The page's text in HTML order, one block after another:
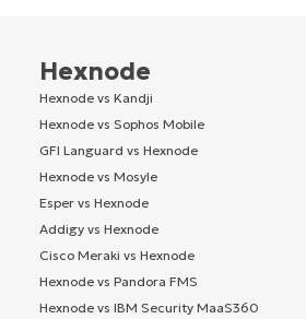
Hexnode
Hexnode vs Kandji
Hexnode vs Sophos Mobile
GFI Languard vs Hexnode
Hexnode vs Mosyle
Esper vs Hexnode
Addigy vs Hexnode
Cisco Meraki vs Hexnode
Hexnode vs Pandora FMS
Hexnode vs IBM Security MaaS360